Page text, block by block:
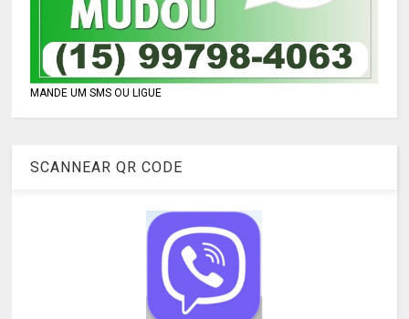
MANDE UM SMS OU LIGUE
SCANNEAR QR CODE